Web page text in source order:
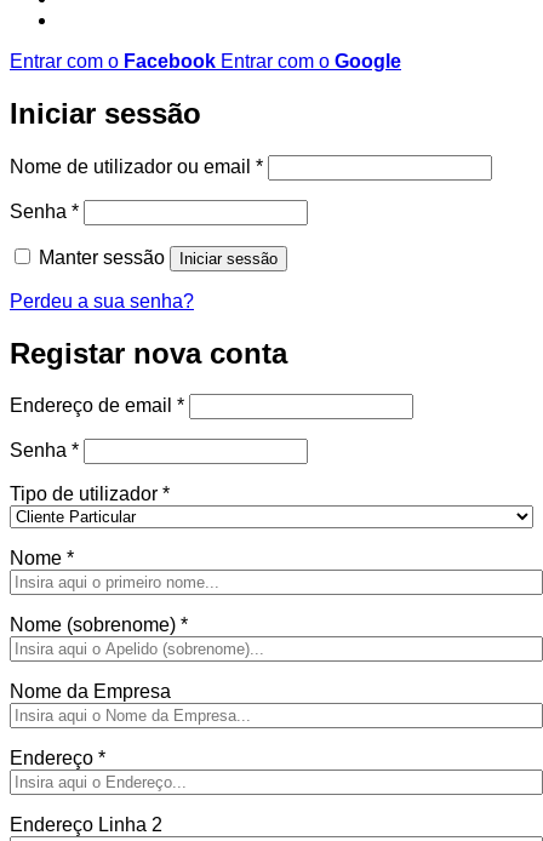
Entrar com o Facebook Entrar com o Google
Iniciar sessão
Nome de utilizador ou email *Obrigatório
Senha *Obrigatório
Manter sessão Iniciar sessão
Perdeu a sua senha?
Registar nova conta
Endereço de email *Obrigatório
Senha *Obrigatório
Tipo de utilizador *
Nome *
Nome (sobrenome) *
Nome da Empresa
Endereço *
Endereço Linha 2